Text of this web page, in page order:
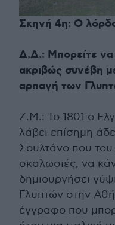
Σκηνή 4η: Ο
Δ.Δ.: Μπορείτε να
ακριβώς συνέβη
αρπαγή των
Ζ.Μ.: Το 1801 ο
λάβει επίσημη
Σουλτάνο που του
σκαλωσιές, να
δημιουργήσει
Γλυπτών στην
έγγραφο που